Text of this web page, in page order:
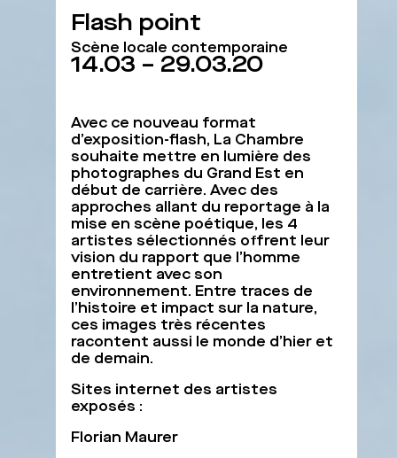
Flash point
Scène locale contemporaine
14.03 – 29.03.20
Avec ce nouveau format
d’exposition-flash, La Chambre
souhaite mettre en lumière des
photographes du Grand Est en
début de carrière. Avec des
approches allant du reportage à la
mise en scène poétique, les 4
artistes sélectionnés offrent leur
vision du rapport que l’homme
entretient avec son
environnement. Entre traces de
l’histoire et impact sur la nature,
ces images très récentes
racontent aussi le monde d’hier et
de demain.
Sites internet des artistes
exposés :
Florian Maurer